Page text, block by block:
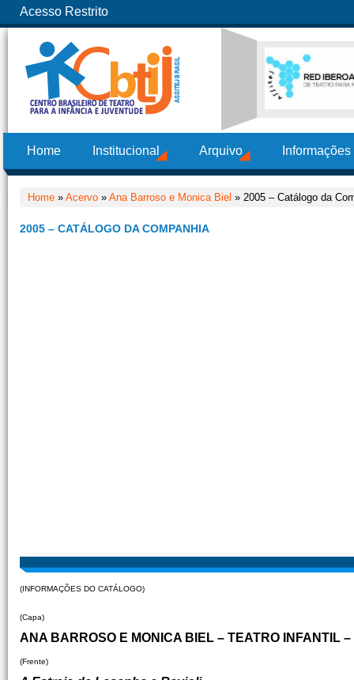
Acesso Restrito
Home Institucional Arquivo
Home » Acervo » Ana Barroso e Monica Biel » 2005 – Catálogo da
2005 – CATÁLOGO DA COMPANHIA
(INFORMAÇÕES DO CATÁLOGO)
(Capa)
ANA BARROSO E MONICA BIEL – TEATRO INFANTIL –
(Frente)